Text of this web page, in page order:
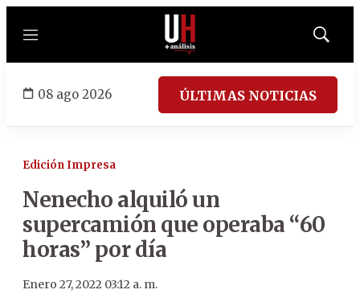
Menú
Mostrar
08 ago 2026 ÚLTIMAS NOTICIAS
Edición Impresa
Nenecho alquiló un
supercamión que operaba “60
horas” por día
Enero 27, 2022 03:12 a. m.